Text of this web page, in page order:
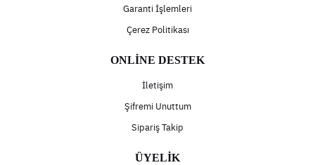
Garanti İşlemleri
Çerez Politikası
ONLİNE DESTEK
İletişim
Şifremi Unuttum
Sipariş Takip
ÜYELİK